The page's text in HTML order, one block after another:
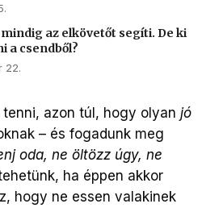
az elkövetőt segíti. De ki
a csendből?
22.
azon túl, hogy olyan jó
– és fogadunk meg
oda, ne öltözz úgy, ne
ha éppen akkor
hogy ne essen valakinek